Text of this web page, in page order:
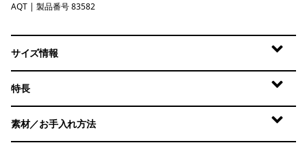
Aquatic Blue
AQT | 製品番号 83582
サイズ情報
特長
素材／お手入れ方法